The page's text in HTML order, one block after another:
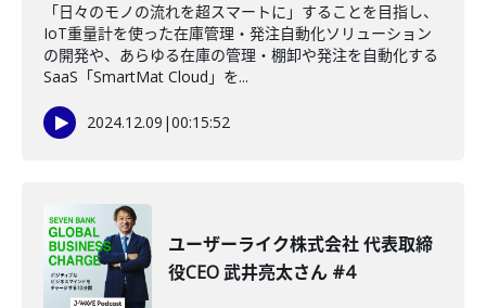
「日々のモノの流れを超スマートに」することを目指し、
IoT重量計を使った在庫管理・発注自動化ソリューション
の開発や、あらゆる在庫の管理・棚卸や発注を自動化する
SaaS「SmartMat Cloud」を...
2024.12.09 |00:15:52
ユーザーライク株式会社 代表取締
役CEO 武井亮太さん #4